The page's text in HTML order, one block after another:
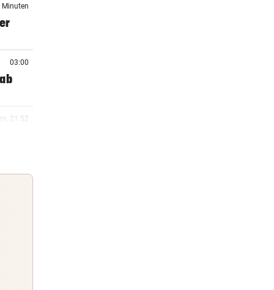
Minuten
03:00
21:52
21:27
20:51